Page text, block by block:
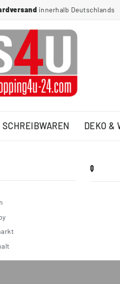
innerhalb Deutschlands
SCHREIBWAREN DEKO &
Q